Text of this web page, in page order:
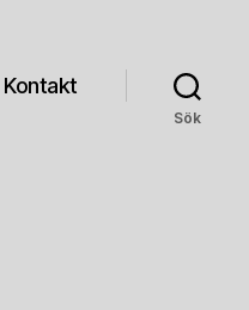
Kontakt
Sök